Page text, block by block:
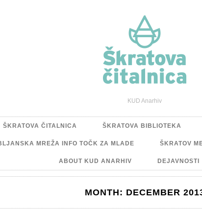
KUD Anarhiv
ŠKRATOVA ČITALNICA ŠKRATOVA BIBLIOTEKA
MREŽA INFO TOČK ZA MLADE ŠKRATOV
ABOUT KUD ANARHIV DEJAVNOSTI
MONTH: DECEMBER